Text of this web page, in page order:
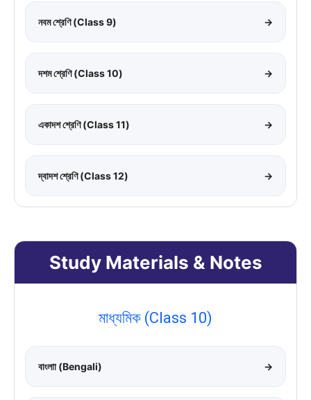
নবম শ্রেণি (Class 9) →
দশম শ্রেণি (Class 10) →
একাদশ শ্রেণি (Class 11) →
দ্বাদশ শ্রেণি (Class 12) →
Study Materials & Notes
মাধ্যমিক (Class 10)
বাংলাা (Bengali) →